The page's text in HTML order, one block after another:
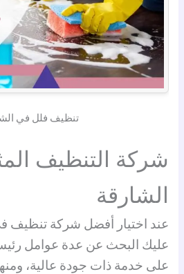
تنظيف فلل في
شركة التنظيف
الشارقة
عند اختيار أفضل شركة تنظيف
عليك البحث عن عدة عوامل
على خدمة ذات جودة عالية،